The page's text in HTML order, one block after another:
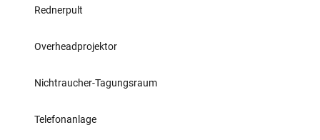
Rednerpult
Overheadprojektor
Nichtraucher-Tagungsraum
Telefonanlage